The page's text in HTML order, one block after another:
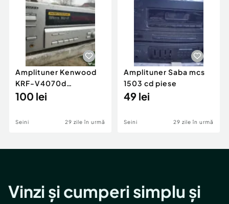
Amplituner Kenwood
KRF-V4070d
nefuncțional
100 lei
Seini 29 zile în urmă
Amplituner Saba mcs
1503 cd piese
49 lei
Seini 29 zile în urmă
Vinzi și cumperi simplu și